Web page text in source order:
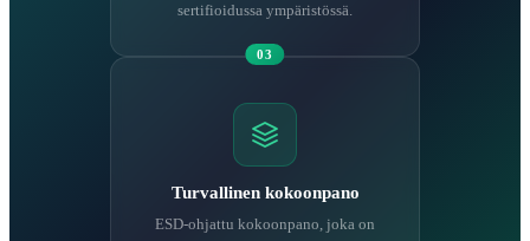
sertifioidussa ympäristössä.
03
Turvallinen kokoonpano
ESD-ohjattu kokoonpano, joka on